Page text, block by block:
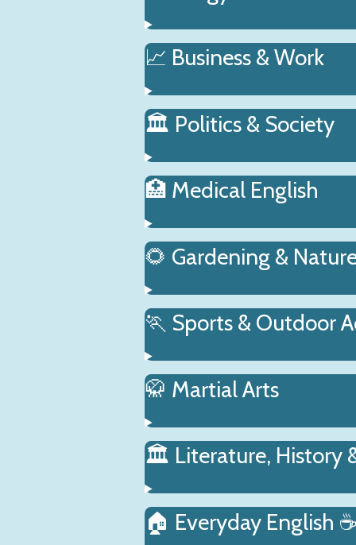
📈 Business & Work
🏛️ Politics & Society
🏥 Medical English
🌻 Gardening &
🏃 Sports & Outdoor
🥋 Martial Arts
🏛️ Literature, History
🏠 Everyday English ☕